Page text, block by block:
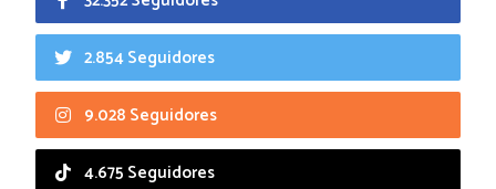
2.854 Seguidores
9.028 Seguidores
4.675 Seguidores